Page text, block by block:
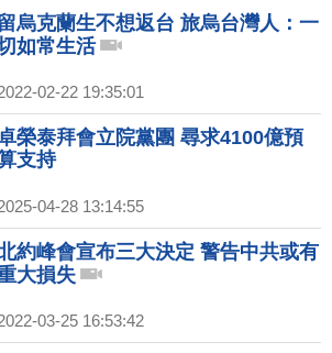
烏克蘭生不想返台 旅烏台灣人：一
如常生活
02-22 19:35:01
榮泰拜會立院黨團 尋求4100億預
支持
04-28 13:14:55
約峰會宣布三大決定 警告中共或有
大損失
03-25 16:53:42